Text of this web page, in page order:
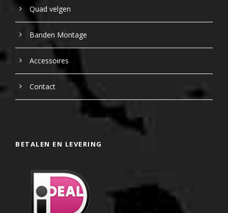
Quad velgen
Banden Montage
Accessoires
Contact
BETALEN EN LEVERING